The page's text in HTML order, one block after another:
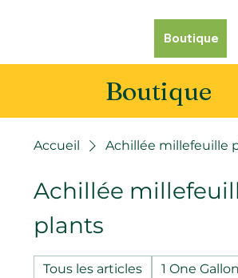
Boutique
Boutique
Accueil Achillée millefeuille
Achillée
plants
Tous les articles 1 One